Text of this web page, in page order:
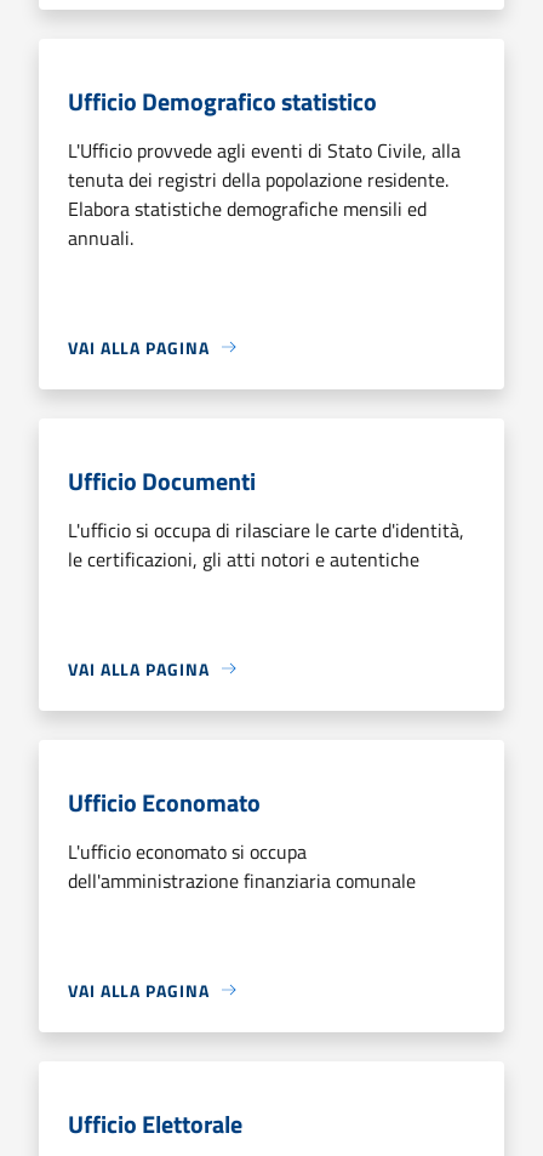
Ufficio Demografico statistico
L'Ufficio provvede agli eventi di Stato Civile, alla
tenuta dei registri della popolazione residente.
Elabora statistiche demografiche mensili ed
annuali.
VAI ALLA PAGINA
Ufficio Documenti
L'ufficio si occupa di rilasciare le carte d'identità,
le certificazioni, gli atti notori e autentiche
VAI ALLA PAGINA
Ufficio Economato
L'ufficio economato si occupa
dell'amministrazione finanziaria comunale
VAI ALLA PAGINA
Ufficio Elettorale